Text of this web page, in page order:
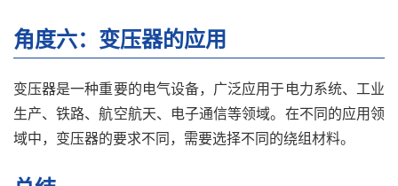
角度六：变压器的应用
变压器是一种重要的电气设备，广泛应用于电力系统、工业
生产、铁路、航空航天、电子通信等领域。在不同的应用领
域中，变压器的要求不同，需要选择不同的绕组材料。